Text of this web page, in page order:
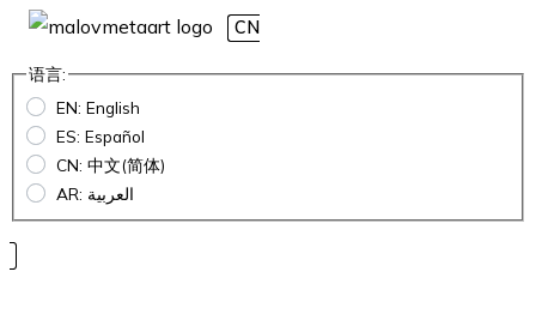
CN
语言:
EN: English
ES: Español
CN: 中文(简体)
AR: العربية